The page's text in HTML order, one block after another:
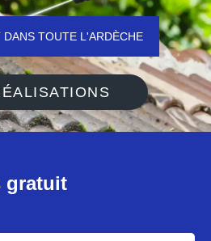
DANS TOUTE L'ARDÈCHE
gratuit